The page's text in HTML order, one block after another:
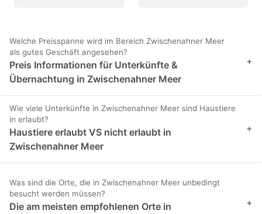
Welche Preisspanne wird im Bereich Zwischenahner Meer
als gutes Geschäft angesehen?
Preis Informationen für Unterkünfte &
Übernachtung in Zwischenahner Meer
+
Wie viele Unterkünfte in Zwischenahner Meer sind Haustiere
in erlaubt?
Haustiere erlaubt VS nicht erlaubt in
Zwischenahner Meer
+
Was sind die Orte, die in Zwischenahner Meer unbedingt
besucht werden müssen?
Die am meisten empfohlenen Orte in
+